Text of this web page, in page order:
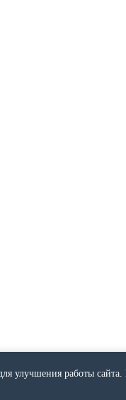
улучшения работы сайта.